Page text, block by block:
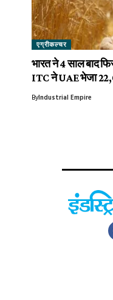
एग्रीकल्चर
भारत ने 4 साल बाद
ITC ने UAE भेजा
ByIndustrial Empire